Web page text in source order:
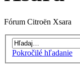
Fórum Citroën Xsara
Pokročilé hľadanie